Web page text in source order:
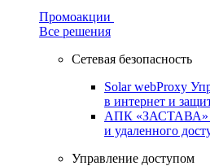
Промоакции
Все решения
Сетевая безопасность
Solar webProxy
в интернет и
АПК «ЗАСТАВА»
и удаленного
Управление доступом